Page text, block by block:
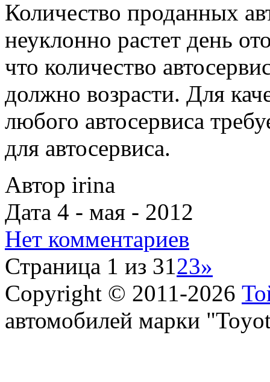
Количество проданных
неуклонно растет день
что количество
должно возрасти. Для
любого автосервиса
для автосервиса.
Автор irina
Дата 4 - мая - 2012
Нет комментариев
Страница 1 из 3123»
Copyright © 2011-2026
автомобилей марки